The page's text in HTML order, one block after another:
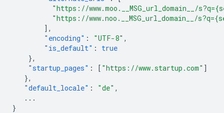
"https://www.moo.__MSG_url_domain__/
"https://www.noo.__MSG_url_domain__/
],
"encoding" : "UTF-8" ,
"is_default" :
true
},
"startup_pages" : [ "https://www.startup.com" ]
},
"default_locale" : "de" ,
...
}